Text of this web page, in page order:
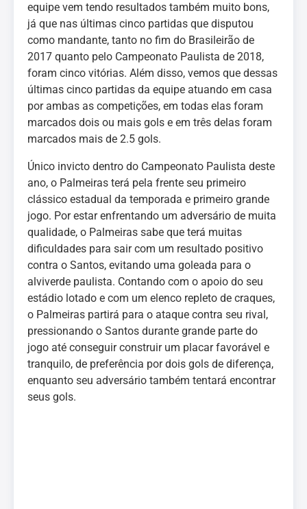
equipe vem tendo resultados também muito bons,
já que nas últimas cinco partidas que disputou
como mandante, tanto no fim do Brasileirão de
2017 quanto pelo Campeonato Paulista de 2018,
foram cinco vitórias. Além disso, vemos que dessas
últimas cinco partidas da equipe atuando em casa
por ambas as competições, em todas elas foram
marcados dois ou mais gols e em três delas foram
marcados mais de 2.5 gols.
Único invicto dentro do Campeonato Paulista deste
ano, o Palmeiras terá pela frente seu primeiro
clássico estadual da temporada e primeiro grande
jogo. Por estar enfrentando um adversário de muita
qualidade, o Palmeiras sabe que terá muitas
dificuldades para sair com um resultado positivo
contra o Santos, evitando uma goleada para o
alviverde paulista. Contando com o apoio do seu
estádio lotado e com um elenco repleto de craques,
o Palmeiras partirá para o ataque contra seu rival,
pressionando o Santos durante grande parte do
jogo até conseguir construir um placar favorável e
tranquilo, de preferência por dois gols de diferença,
enquanto seu adversário também tentará encontrar
seus gols.